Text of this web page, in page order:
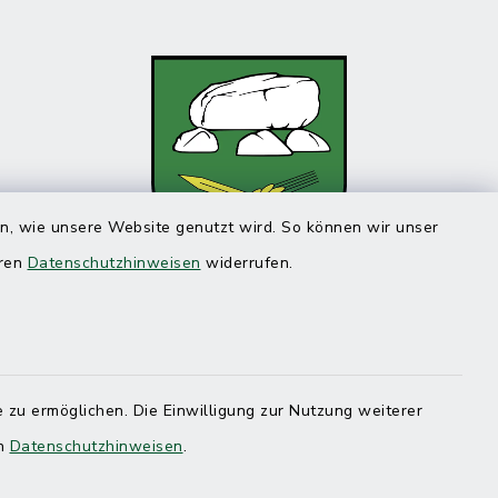
wie unsere Website genutzt wird. So können wir unser
Datenschutzhinweisen widerrufen.
ermöglichen. Die Einwilligung zur Nutzung weiterer
Datenschutzhinweisen.